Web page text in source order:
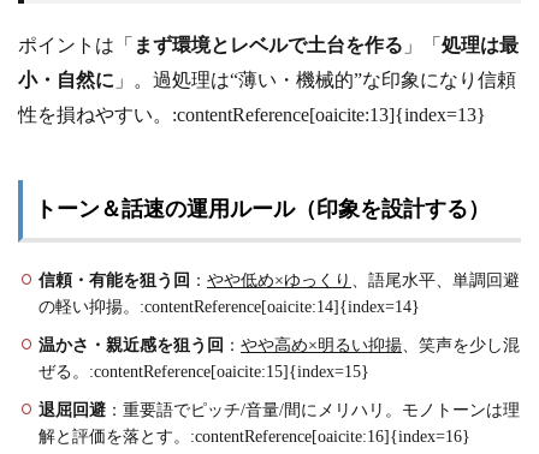
ポイントは「 まず環境とレベルで土台を作る 」「 処理は最
小・自然に 」。過処理は“薄い・機械的”な印象になり信頼
性を損ねやすい。:contentReference[oaicite:13]{index=13}
トーン＆話速の運用ルール（印象を設計する）
信頼・有能を狙う回 ： やや低め×ゆっくり 、語尾水平、単調回避
の軽い抑揚。:contentReference[oaicite:14]{index=14}
温かさ・親近感を狙う回 ： やや高め×明るい抑揚、笑声を少し混
ぜる。:contentReference[oaicite:15]{index=15}
退屈回避 ：重要語でピッチ/音量/間にメリハリ。モノトーンは理
解と評価を落とす。:contentReference[oaicite:16]{index=16}